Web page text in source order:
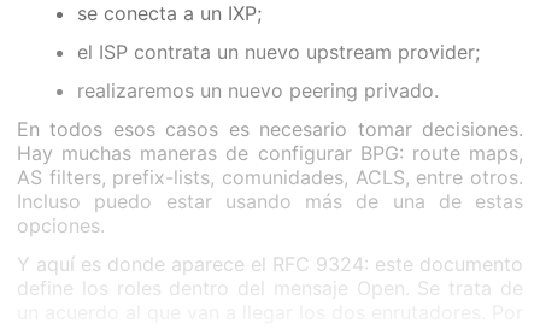
se conecta a un IXP;
el ISP contrata un nuevo upstream provider;
realizaremos un nuevo peering privado.
En todos esos casos es necesario tomar decisiones.
Hay muchas maneras de configurar BPG: route maps,
AS filters, prefix-lists, comunidades, ACLS, entre otros.
Incluso puedo estar usando más de una de estas
opciones.
Y aquí es donde aparece el RFC 9324: este documento
define los roles dentro del mensaje Open. Se trata de